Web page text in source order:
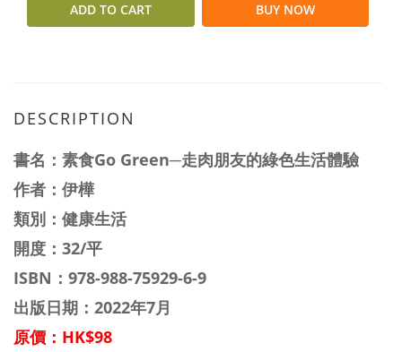
ADD TO CART BUY NOW
DESCRIPTION
書名：素食Go Green─走肉朋友的綠色生活體驗
作者：伊樺
類別：健康生活
開度：32/平
ISBN：978-988-75929-6-9
出版日期：2022年7月
原價：HK$98